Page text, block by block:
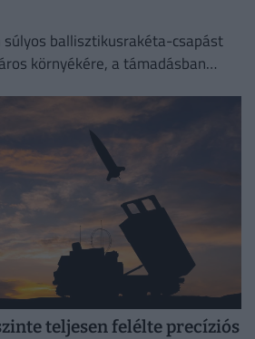
súlyos ballisztikusrakéta-csapást
környékére, a támadásban
teljesen felélte precíziós